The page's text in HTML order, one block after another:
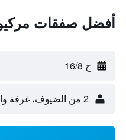
أفضل صفقات
ح 16/8
2 من الضيوف، غرفة واحدة